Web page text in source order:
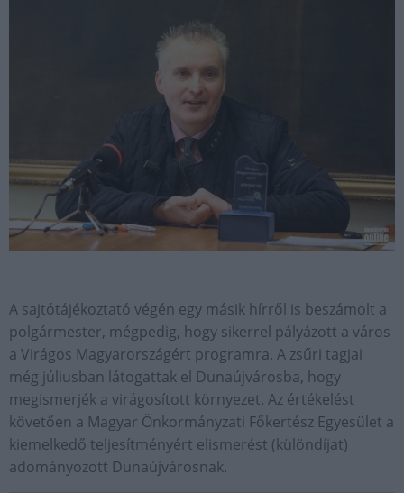
A sajtótájékoztató végén egy másik hírről is beszámolt a
polgármester, mégpedig, hogy sikerrel pályázott a város
a Virágos Magyarországért programra. A zsűri tagjai
még júliusban látogattak el Dunaújvárosba, hogy
megismerjék a virágosított környezet. Az értékelést
követően a Magyar Önkormányzati Főkertész Egyesület a
kiemelkedő teljesítményért elismerést (különdíjat)
adományozott Dunaújvárosnak.